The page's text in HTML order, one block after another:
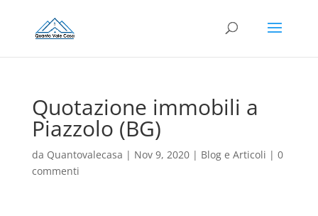
Quotazione immobili a
Piazzolo (BG)
da Quantovalecasa | Nov 9, 2020| Blog e Articoli | 0
commenti